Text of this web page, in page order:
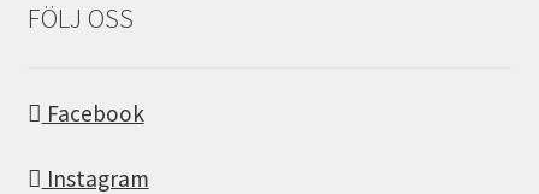
FÖLJ OSS
Facebook
Instagram